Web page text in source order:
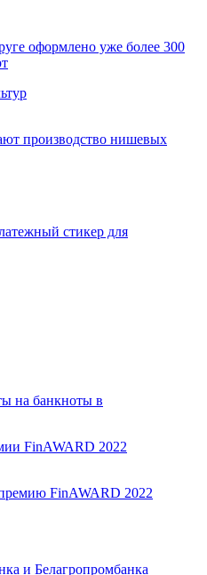
оформлено уже более 300
производство нишевых
стикер для
на банкноты в
FinAWARD 2022
и Белагропромбанка